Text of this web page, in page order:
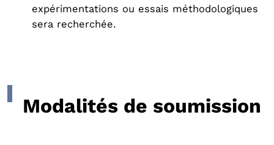
expérimentations ou essais méthodologiques
sera recherchée.
Modalités de soumission